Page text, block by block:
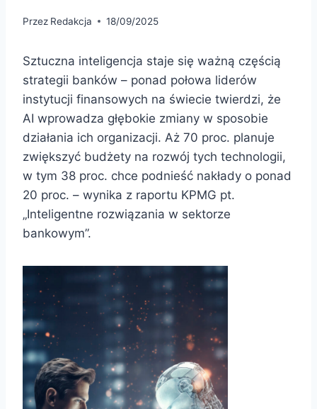
Przez Redakcja 18/09/2025
Sztuczna inteligencja staje się ważną częścią
strategii banków – ponad połowa liderów
instytucji finansowych na świecie twierdzi, że
AI wprowadza głębokie zmiany w sposobie
działania ich organizacji. Aż 70 proc. planuje
zwiększyć budżety na rozwój tych technologii,
w tym 38 proc. chce podnieść nakłady o ponad
20 proc. – wynika z raportu KPMG pt.
„Inteligentne rozwiązania w sektorze
bankowym”.